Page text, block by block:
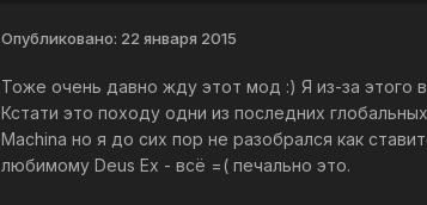
Опубликовано: 22 января 2015
Тоже очень давно жду этот мод :) Я из-за этого
Кстати это походу одни из последних
Machina но я до сих пор не разобрался как
любимому Deus Ex - всё =( печально это.